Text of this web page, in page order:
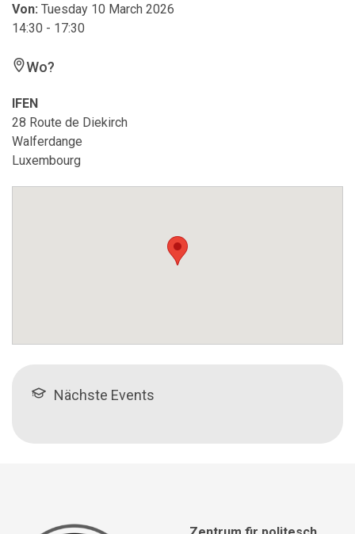
Von: Tuesday 10 March 2026
14:30 - 17:30
Wo?
IFEN
28 Route de Diekirch
Walferdange
Luxembourg
Nächste Events